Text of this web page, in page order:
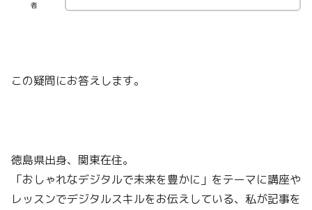
者
この疑問にお答えします。
徳島県出身、関東在住。
「おしゃれなデジタルで未来を豊かに」をテーマに講座や
レッスンでデジタルスキルをお伝えしている、私が記事を